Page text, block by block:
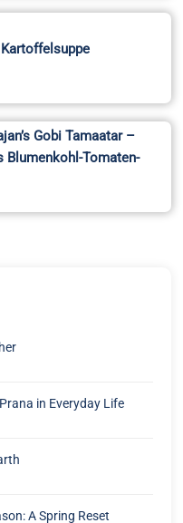
Gobi Tamaatar –
Blumenkohl-Tomaten-
in Everyday Life
A Spring Reset